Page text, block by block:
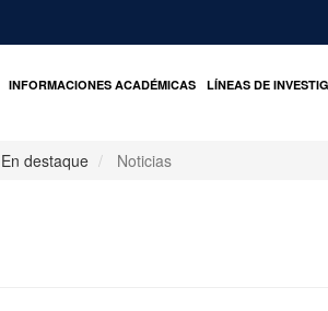
INFORMACIONES ACADÉMICAS LÍNEAS DE
En destaque Noticias